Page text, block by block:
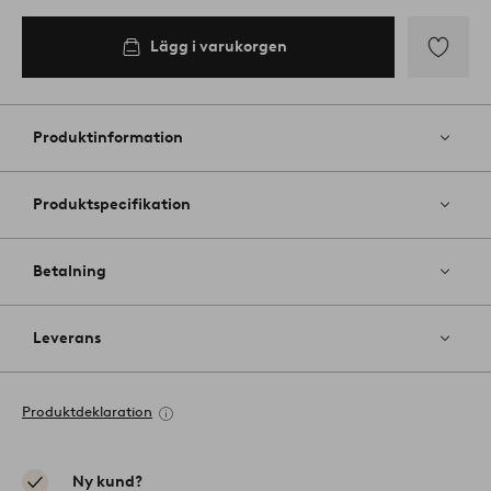
Lägg i varukorgen
till
favoriter
Produktinformation
Produktspecifikation
Betalning
Leverans
Produktdeklaration
Ny kund?